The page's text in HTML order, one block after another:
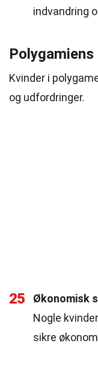
indvandring
Kvinder i
og udfordringer.
25
Økonomisk
Nogle
sikre